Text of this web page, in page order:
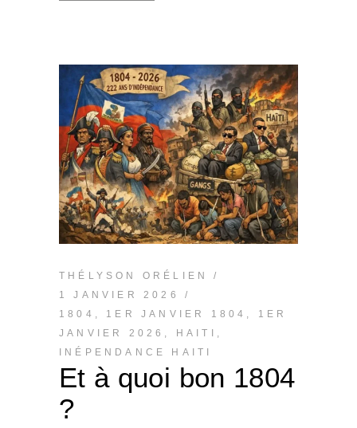
THÉLYSON ORÉLIEN
1 JANVIER 2026
1804
1ER JANVIER 1804
1ER
JANVIER 2026
HAITI
INÉPENDANCE HAITI
Et à quoi bon 1804
?